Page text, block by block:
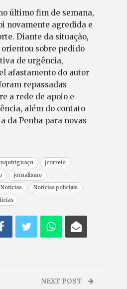
último fim de semana,
novamente agredida e
Diante da situação,
sobre pedido
de urgência,
afastamento do autor
repassadas
a rede de apoio e
além do contato
da Penha para novas
jcorreio
jornalismo
Notícias
Notícias policiais
NEXT POST